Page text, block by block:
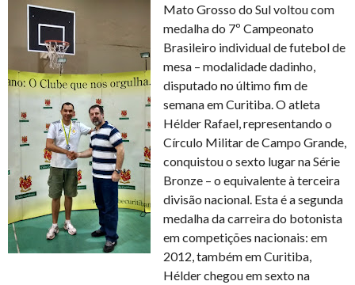
Mato Grosso do Sul voltou com
medalha do 7º Campeonato
Brasileiro individual de futebol de
mesa – modalidade dadinho,
disputado no último fim de
semana em Curitiba. O atleta
Hélder Rafael, representando o
Círculo Militar de Campo Grande,
conquistou o sexto lugar na Série
Bronze – o equivalente à terceira
divisão nacional. Esta é a segunda
medalha da carreira do botonista
em competições nacionais: em
2012, também em Curitiba,
Hélder chegou em sexto na